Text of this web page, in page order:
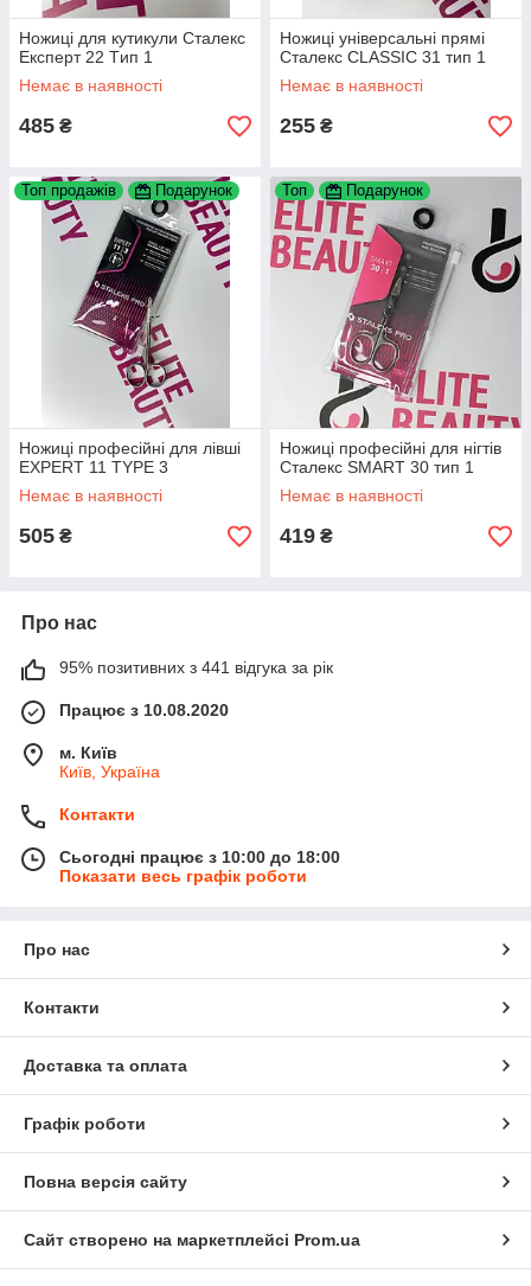
Ножиці для кутикули Сталекс
Експерт 22 Tип 1
Немає в наявності
485 ₴
Ножиці універсальні прямі
Сталекс CLASSIC 31 тип 1
Немає в наявності
255 ₴
Топ продажів Подарунок
Ножиці професійні для лівші
EXPERT 11 TYPE 3
Немає в наявності
505 ₴
Топ Подарунок
Ножиці професійні для нігтів
Сталекс SMART 30 тип 1
Немає в наявності
419 ₴
Про нас
95% позитивних з 441 відгука за рік
Працює з 10.08.2020
м. Київ
Київ, Україна
Контакти
Сьогодні працює з 10:00 до 18:00
Показати весь графік роботи
Про нас
Контакти
Доставка та оплата
Графік роботи
Повна версія сайту
Сайт створено на маркетплейсі Prom.ua